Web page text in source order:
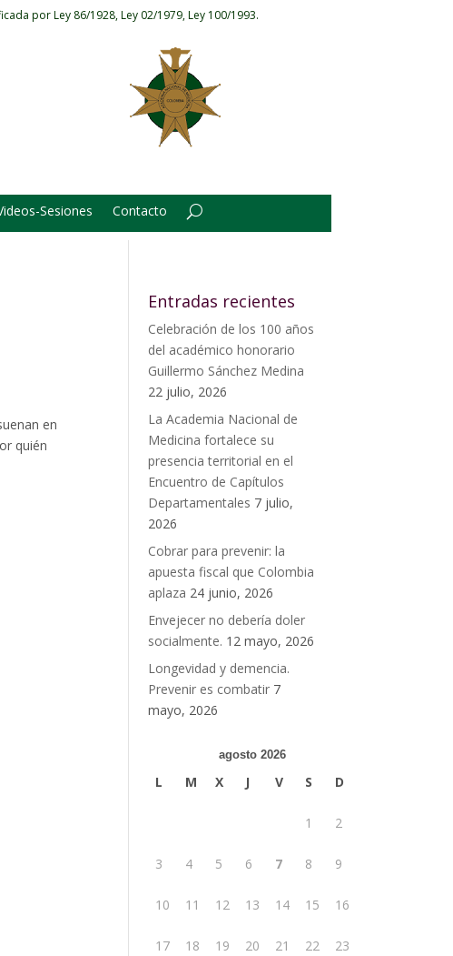
por Ley 86/1928, Ley 02/1979, Ley 100/1993.
Sesiones Contacto
en
quién
Entradas recientes
Celebración de los 100 años
del académico honorario
Guillermo Sánchez Medina
22 julio, 2026
La Academia Nacional de
Medicina fortalece su
presencia territorial en el
Encuentro de Capítulos
Departamentales 7 julio,
2026
Cobrar para prevenir: la
apuesta fiscal que Colombia
aplaza 24 junio, 2026
Envejecer no debería doler
socialmente. 12 mayo, 2026
Longevidad y demencia.
Prevenir es combatir 7
mayo, 2026
agosto 2026
L M X J V S D
1 2
3 4 5 6 7 8 9
10 11 12 13 14 15 16
17 18 19 20 21 22 23